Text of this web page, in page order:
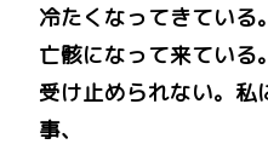
冷たくなってきている
亡骸になって来ている
受け止められない。私
事、